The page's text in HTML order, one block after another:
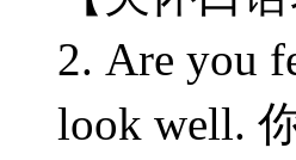
2. Are you
look well.